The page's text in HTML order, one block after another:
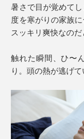
暑さで目が覚めて
度を寒がりの家族
スッキリ爽快なのだ
触れた瞬間、ひ〜
り。頭の熱が逃げて